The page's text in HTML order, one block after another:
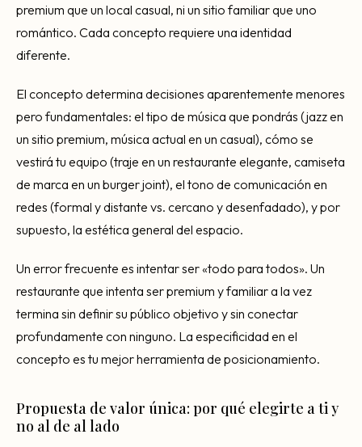
premium que un local casual, ni un sitio familiar que uno
romántico. Cada concepto requiere una identidad
diferente.
El concepto determina decisiones aparentemente menores
pero fundamentales: el tipo de música que pondrás (jazz en
un sitio premium, música actual en un casual), cómo se
vestirá tu equipo (traje en un restaurante elegante, camiseta
de marca en un burger joint), el tono de comunicación en
redes (formal y distante vs. cercano y desenfadado), y por
supuesto, la estética general del espacio.
Un error frecuente es intentar ser «todo para todos». Un
restaurante que intenta ser premium y familiar a la vez
termina sin definir su público objetivo y sin conectar
profundamente con ninguno. La especificidad en el
concepto es tu mejor herramienta de posicionamiento.
Propuesta de valor única: por qué elegirte a ti y
no al de al lado